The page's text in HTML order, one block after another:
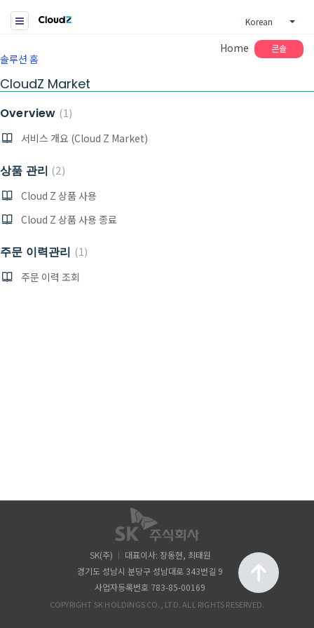
Korean
Home 콘솔
솔루션 홈
CloudZ Market
Overview 1
서비스 개요 (Cloud Z Market)
상품 관리 2
Cloud Z 상품 사용
Cloud Z 상품 사용 종료
주문 이력관리
1
주문 이력 조회
SK(주)
대표이사: 장동현, 최태원
경기도 성남시 분당구 성남대로 343번길 9
사업자등록번호 783-85-00169
COPYRIGHT SK HOLDINGS CO., LTD. ALL RIGHTS RESERVED.